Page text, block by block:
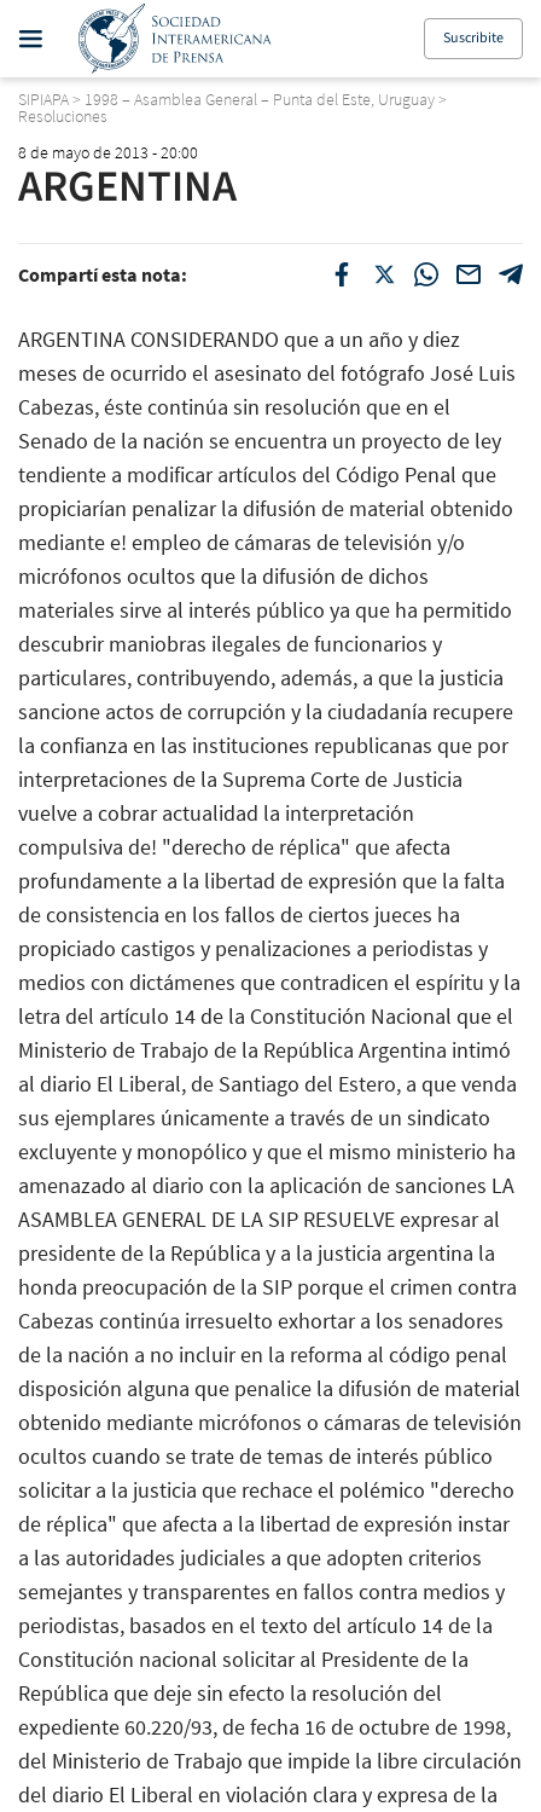
Suscribite
SIPIAPA> 1998 – Asamblea General – Punta del Este, Uruguay>
Resoluciones
8 de mayo de 2013 - 20:00
ARGENTINA
Compartí esta nota:
ARGENTINA CONSIDERANDO que a un año y diez
meses de ocurrido el asesinato del fotógrafo José Luis
Cabezas, éste continúa sin resolución que en el
Senado de la nación se encuentra un proyecto de ley
tendiente a modificar artículos del Código Penal que
propiciarían penalizar la difusión de material obtenido
mediante e! empleo de cámaras de televisión y/o
micrófonos ocultos que la difusión de dichos
materiales sirve al interés público ya que ha permitido
descubrir maniobras ilegales de funcionarios y
particulares, contribuyendo, además, a que la justicia
sancione actos de corrupción y la ciudadanía recupere
la confianza en las instituciones republicanas que por
interpretaciones de la Suprema Corte de Justicia
vuelve a cobrar actualidad la interpretación
compulsiva de! "derecho de réplica" que afecta
profundamente a la libertad de expresión que la falta
de consistencia en los fallos de ciertos jueces ha
propiciado castigos y penalizaciones a periodistas y
medios con dictámenes que contradicen el espíritu y la
letra del artículo 14 de la Constitución Nacional que el
Ministerio de Trabajo de la República Argentina intimó
al diario El Liberal, de Santiago del Estero, a que venda
sus ejemplares únicamente a través de un sindicato
excluyente y monopólico y que el mismo ministerio ha
amenazado al diario con la aplicación de sanciones LA
ASAMBLEA GENERAL DE LA SIP RESUELVE expresar al
presidente de la República y a la justicia argentina la
honda preocupación de la SIP porque el crimen contra
Cabezas continúa irresuelto exhortar a los senadores
de la nación a no incluir en la reforma al código penal
disposición alguna que penalice la difusión de material
obtenido mediante micrófonos o cámaras de televisión
ocultos cuando se trate de temas de interés público
solicitar a la justicia que rechace el polémico "derecho
de réplica" que afecta a la libertad de expresión instar
a las autoridades judiciales a que adopten criterios
semejantes y transparentes en fallos contra medios y
periodistas, basados en el texto del artículo 14 de la
Constitución nacional solicitar al Presidente de la
República que deje sin efecto la resolución del
expediente 60.220/93, de fecha 16 de octubre de 1998,
del Ministerio de Trabajo que impide la libre circulación
del diario El Liberal en violación clara y expresa de la